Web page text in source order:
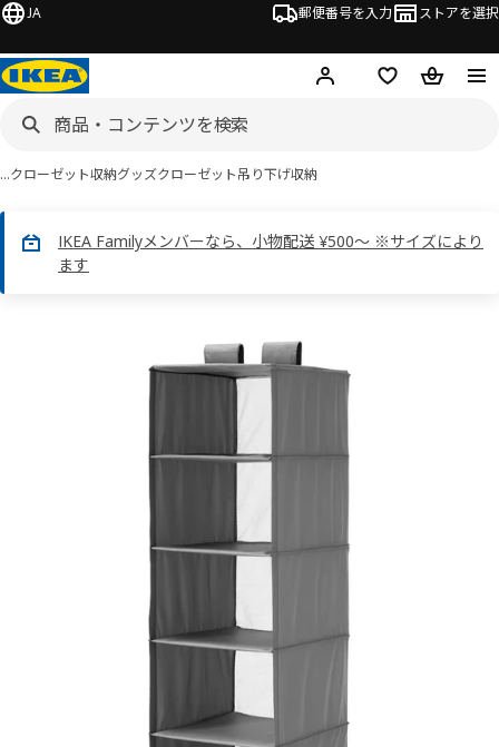
JA 郵便番号を入力 ストアを選択
ログイン・新規入会
欲しいものリスト
カート
…クローゼット収納グッズクローゼット吊り下げ収納
IKEA Familyメンバーなら、小物配送 ¥500～ ※サイズにより
ます